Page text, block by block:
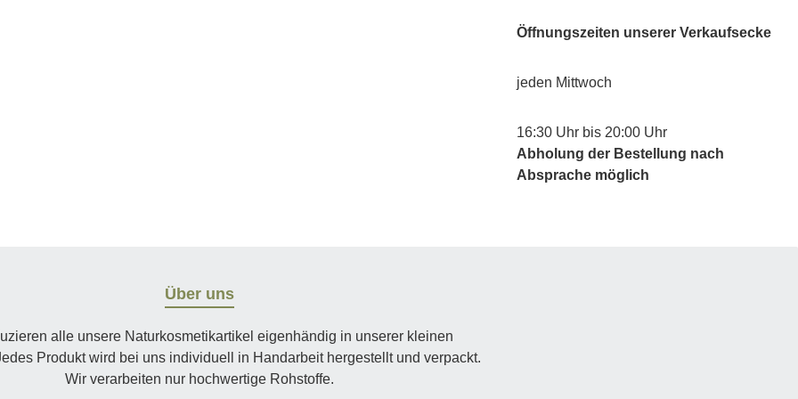
Öffnungszeiten unserer Verkaufsecke
jeden Mittwoch
16:30 Uhr bis 20:00 Uhr
Abholung der Bestellung nach
Absprache möglich
Über uns
alle unsere Naturkosmetikartikel eigenhändig in unserer kleinen
Produkt wird bei uns individuell in Handarbeit hergestellt und verpackt.
Wir verarbeiten nur hochwertige Rohstoffe.